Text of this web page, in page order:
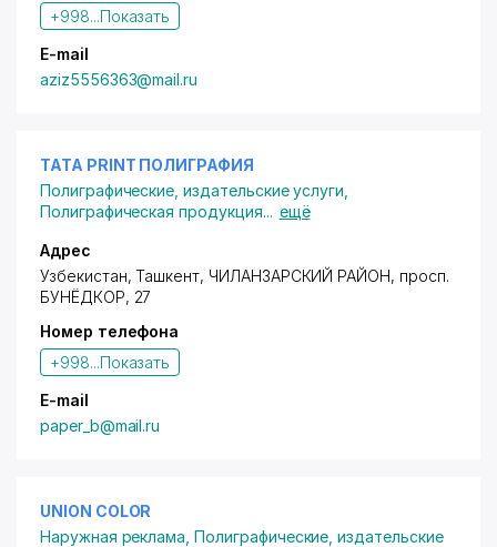
+998...Показать
E-mail
aziz5556363@mail.ru
TATA PRINT ПОЛИГРАФИЯ
Полиграфические, издательские услуги
Полиграфическая продукция... ещё
Адрес
Узбекистан, Ташкент, ЧИЛАНЗАРСКИЙ РАЙОН, просп.
БУНЁДКОР, 27
Номер телефона
+998...Показать
E-mail
paper_b@mail.ru
UNION COLOR
Наружная реклама ,Полиграфические, издательские